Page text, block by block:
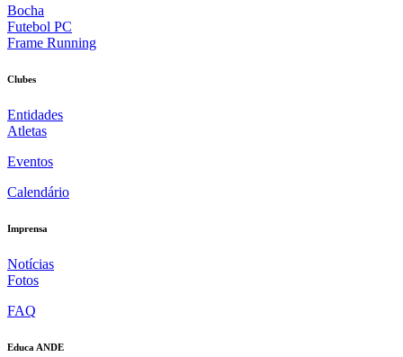
Bocha
Futebol PC
Frame Running
Clubes
Entidades
Atletas
Eventos
Calendário
Imprensa
Notícias
Fotos
FAQ
Educa ANDE